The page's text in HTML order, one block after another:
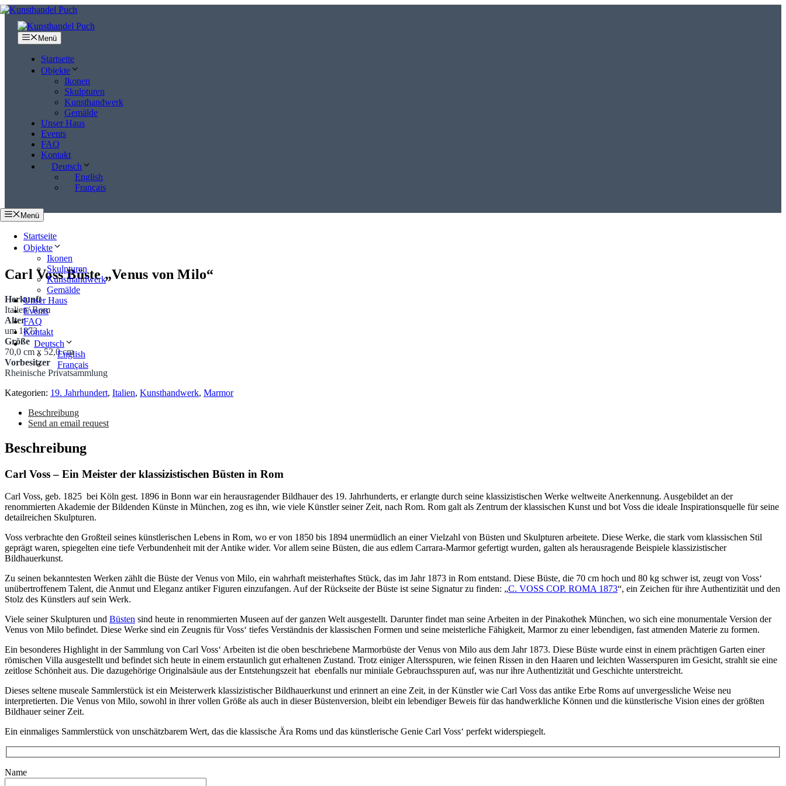
Zum
Inhalt
springen
Menü
Startseite
Objekte
Ikonen
Skulpturen
Kunsthandwerk
Gemälde
Unser Haus
Events
FAQ
Kontakt
Deutsch
English
Français
Menü
Startseite
Objekte
Ikonen
Skulpturen
Kunsthandwerk
Gemälde
Unser Haus
Events
FAQ
Kontakt
Deutsch
English
Français
Carl Voss Büste „Venus von Milo“
Herkunft
Italien/ Rom
Alter
um 1873
Größe
70,0 cm x 52,0 cm
Vorbesitzer
Rheinische Privatsammlung
Kategorien: 19. Jahrhundert, Italien, Kunsthandwerk, Marmor
Beschreibung
Send an email request
Beschreibung
Carl Voss – Ein Meister der klassizistischen Büsten in Rom
Antike alte Skulpturen verkaufen und kaufen in München und Düsseldorf
Carl Voss, geb. 1825 bei Köln gest. 1896 in Bonn war ein herausragender Bildhauer des 19. Jahrhunderts, er erlangte durch seine klassizistischen Werke weltweite Anerkennung. Ausgebildet an der
renommierten Akademie der Bildenden Künste in München, zog es ihn, wie viele Künstler seiner Zeit, nach Rom. Rom galt als Zentrum der klassischen Kunst und bot Voss die ideale Inspirationsquelle für seine
detailreichen Skulpturen.
Alte originale Skulpturen kaufen in München
Voss verbrachte den Großteil seines künstlerischen Lebens in Rom, wo er von 1850 bis 1894 unermüdlich an einer Vielzahl von Büsten und Skulpturen arbeitete. Diese Werke, die stark vom klassischen Stil
geprägt waren, spiegelten eine tiefe Verbundenheit mit der Antike wider. Vor allem seine Büsten, die aus edlem Carrara-Marmor gefertigt wurden, galten als herausragende Beispiele klassizistischer
Bildhauerkunst.
Experte für alte antike Skulpturen kaufen in München An und Verkauf
Zu seinen bekanntesten Werken zählt die Büste der Venus von Milo, ein wahrhaft meisterhaftes Stück, das im Jahr 1873 in Rom entstand. Diese Büste, die 70 cm hoch und 80 kg schwer ist, zeugt von Voss‘
unübertroffenem Talent, die Anmut und Eleganz antiker Figuren einzufangen. Auf der Rückseite der Büste ist seine Signatur zu finden: „C. VOSS COP. ROMA 1873“, ein Zeichen für ihre Authentizität und den
Stolz des Künstlers auf sein Werk.
Originale alte Skulpturen kaufen in München Fachgeschäft
Viele seiner Skulpturen und Büsten sind heute in renommierten Museen auf der ganzen Welt ausgestellt. Darunter findet man seine Arbeiten in der Pinakothek München, wo sich eine monumentale Version der
Venus von Milo befindet. Diese Werke sind ein Zeugnis für Voss‘ tiefes Verständnis der klassischen Formen und seine meisterliche Fähigkeit, Marmor zu einer lebendigen, fast atmenden Materie zu formen.
Originale antike Skulpturen kaufen im süddeutschen Raum
Ein besonderes Highlight in der Sammlung von Carl Voss‘ Arbeiten ist die oben beschriebene Marmorbüste der Venus von Milo aus dem Jahr 1873. Diese Büste wurde einst in einem prächtigen Garten einer
römischen Villa ausgestellt und befindet sich heute in einem erstaunlich gut erhaltenen Zustand. Trotz einiger Altersspuren, wie feinen Rissen in den Haaren und leichten Wasserspuren im Gesicht, strahlt sie eine
zeitlose Schönheit aus. Die dazugehörige Originalsäule aus der Entstehungszeit hat ebenfalls nur miniiale Gebrauchsspuren auf, was nur ihre Authentizität und Geschichte unterstreicht.
Originale alte Skulpturen kaufen Schweiz
Dieses seltene museale Sammlerstück ist ein Meisterwerk klassizistischer Bildhauerkunst und erinnert an eine Zeit, in der Künstler wie Carl Voss das antike Erbe Roms auf unvergessliche Weise neu
interpretierten. Die Venus von Milo, sowohl in ihrer vollen Größe als auch in dieser Büstenversion, bleibt ein lebendiger Beweis für das handwerkliche Können und die künstlerische Vision eines der größten
Bildhauer seiner Zeit.
Originale alte Skulpturen an und verkauf in München und Düsseldorf
Ein einmaliges Sammlerstück von unschätzbarem Wert, das die klassische Ära Roms und das künstlerische Genie Carl Voss‘ perfekt widerspiegelt.
Name